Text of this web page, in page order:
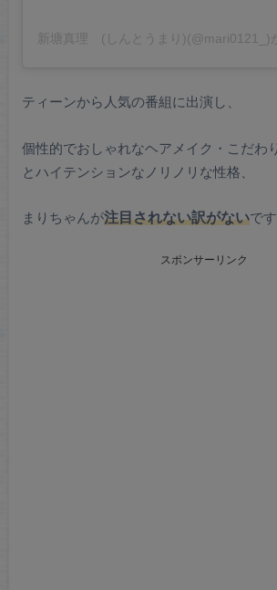
ティーンから人気の番組に出演し、
個性的でおしゃれなヘアメイク・こだわ
とハイテンションなノリノリな性格、
まりちゃんが注目されない訳がないです
スポンサーリンク